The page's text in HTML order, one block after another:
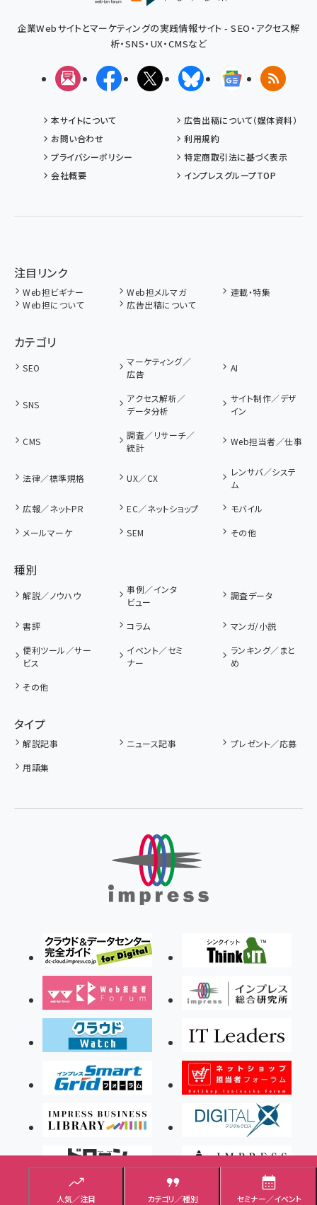
人気／注目 カテゴリ／種別 セミナー／イベント
企業Webサイトとマーケティングの実践情報サイト - SEO・アクセス解
析・SNS・UX・CMSなど
メルマガFacebookX(エックス)BlueskyGoogleニュ
RSS
本サイトについて
広告出稿について（媒体資料）
お問い合わせ
利用規約
プライバシーポリシー
特定商取引法に基づく表示
会社概要
インプレスグループTOP
注目リンク
Web担ビギナー Web担メルマガ
連載・特集
Web担について
広告出稿について
カテゴリ
SEO
マーケティング／
広告
AI
SNS
アクセス解析／
データ分析
サイト制作／デザ
イン
CMS
調査／リサーチ／
統計
Web担当者／仕事
法律／標準規格 UX／CX
レンサバ／システ
ム
広報／ネットPR
EC／ネットショップ
モバイル
メールマーケ
SEM その他
種別
解説／ノウハウ
事例／インタ
ビュー
調査データ
書評 コラム
マンガ/小説
便利ツール／サー
ビス
イベント／セミ
ナー
ランキング／まと
め
その他
タイプ
解説記事 ニュース記事
プレゼント／応募
用語集